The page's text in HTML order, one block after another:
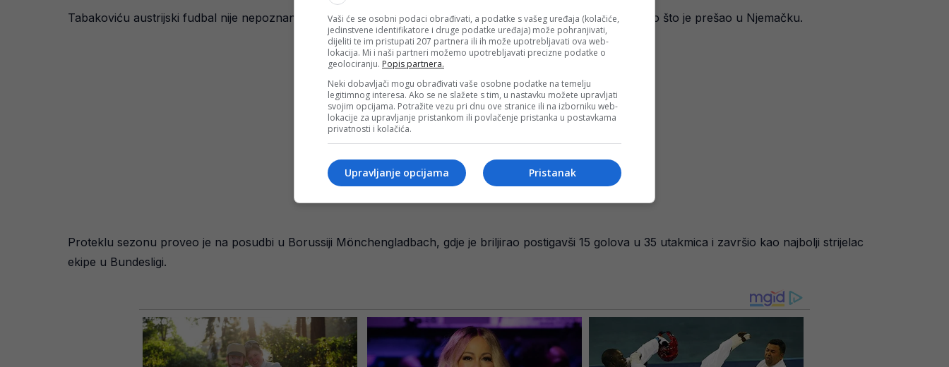
Tabakoviću austrijski fudbal nije nepoznanica. Ranije je nastupao za Austria Lustenau i Austriju Beč, prije nego što je prešao u Njemačku.
Proteklu sezonu proveo je na posudbi u Borussiji Mönchengladbach, gdje je briljirao postigavši 15 golova u 35 utakmica i završio kao najbolji strijelac
ekipe u Bundesligi.
Vaši će se osobni podaci obrađivati, a podatke s vašeg uređaja (kolačiće,
jedinstvene identifikatore i druge podatke uređaja) može pohranjivati,
dijeliti te im pristupati 207 partnera ili ih može upotrebljavati ova web-
lokacija. Mi i naši partneri možemo upotrebljavati precizne podatke o
geolociranju. Popis partnera.
Neki dobavljači mogu obrađivati vaše osobne podatke na temelju
legitimnog interesa. Ako se ne slažete s tim, u nastavku možete upravljati
svojim opcijama. Potražite vezu pri dnu ove stranice ili na izborniku web-
lokacije za upravljanje pristankom ili povlačenje pristanka u postavkama
privatnosti i kolačića.
Pristanak
Upravljanje opcijama